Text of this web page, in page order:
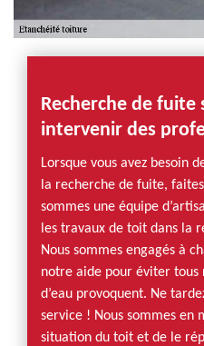
Recherche de
intervenir des
Lorsque vous avez besoin
la recherche de fuite,
sommes une équipe
les travaux de toit dans la
Nous sommes engagés à
notre aide pour éviter tous
d’eau provoquent. Ne
service ! Nous sommes en
situation du toit et de le